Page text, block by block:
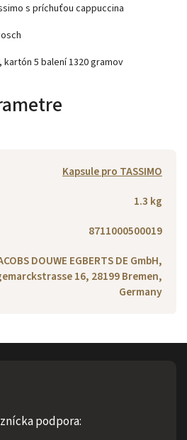
s príchuťou cappuccina
5 balení 1320 gramov
Kapsule pro TASSIMO
1.3 kg
8711000500019
DOUWE EGBERTS DE GmbH,
16, 28199 Bremen,
Germany
podpora: